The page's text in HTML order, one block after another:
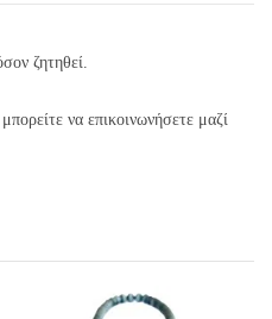
ζητηθεί.
να επικοινωνήσετε μαζί